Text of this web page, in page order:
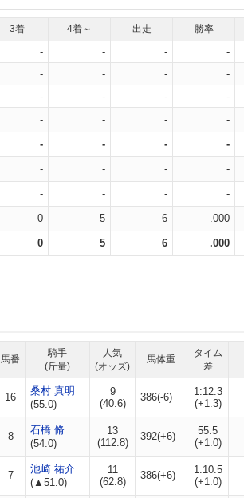
3着 4着～ 出走 勝率
- - - -
- - - -
- - - -
- - - -
- - - -
- - - -
- - - -
0 5 6 .000
0 5 6 .000
馬番
騎手
(斤量)
人気
(オッズ)
馬体重
タイム
差
16
桑村 真明
(55.0)
9
(40.6)
386(-6)
1:12.3
(+1.3)
8
石橋 脩
(54.0)
13
(112.8)
392(+6)
55.5
(+1.0)
7
池崎 祐介
(▲51.0)
11
(62.8)
386(+6)
1:10.5
(+1.0)